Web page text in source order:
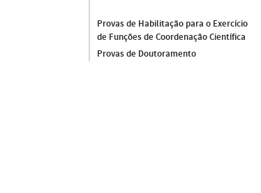
Provas de Habilitação para o Exercício
de Funções de Coordenação Científica
Provas de Doutoramento